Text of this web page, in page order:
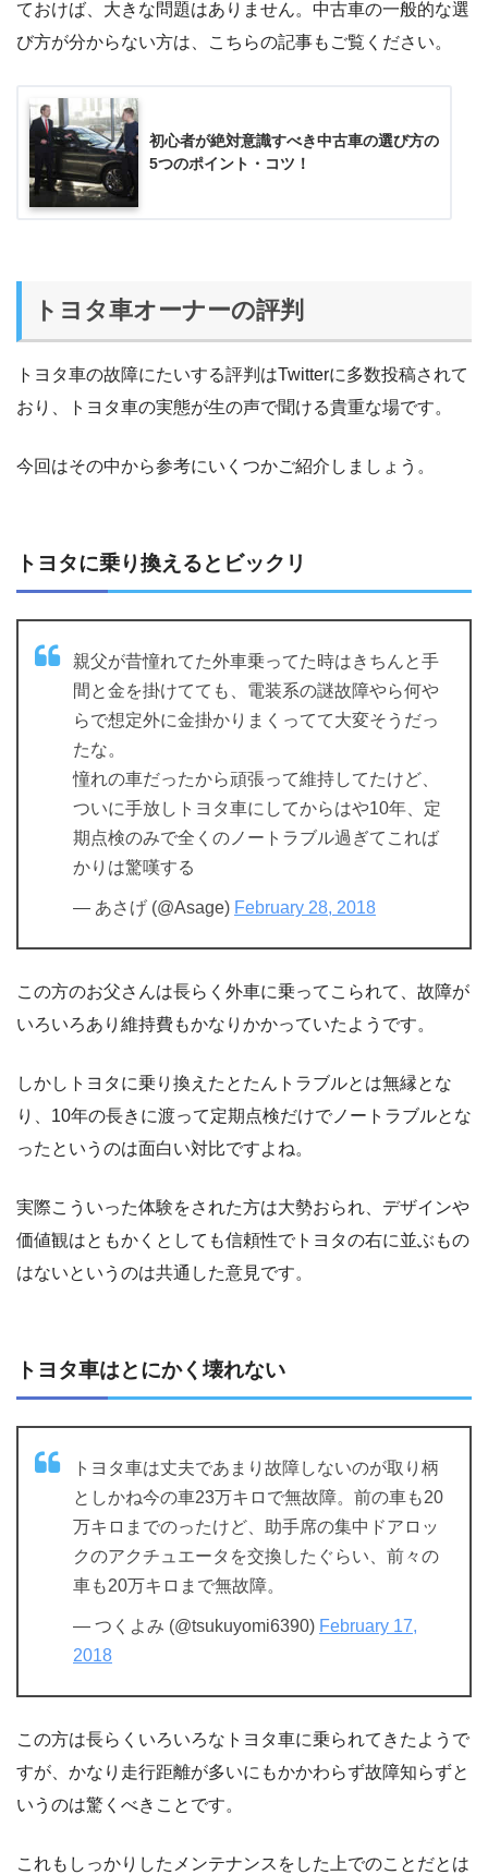
ておけば、大きな問題はありません。中古車の一般的な選
び方が分からない方は、こちらの記事もご覧ください。
初心者が絶対意識すべき中古車の選び方の
5つのポイント・コツ！
トヨタ車オーナーの評判
トヨタ車の故障にたいする評判はTwitterに多数投稿されて
おり、トヨタ車の実態が生の声で聞ける貴重な場です。
今回はその中から参考にいくつかご紹介しましょう。
トヨタに乗り換えるとビックリ
親父が昔憧れてた外車乗ってた時はきちんと手
間と金を掛けてても、電装系の謎故障やら何や
らで想定外に金掛かりまくってて大変そうだっ
たな。
憧れの車だったから頑張って維持してたけど、
ついに手放しトヨタ車にしてからはや10年、定
期点検のみで全くのノートラブル過ぎてこれば
かりは驚嘆する
— あさげ (@Asage) February 28, 2018
この方のお父さんは長らく外車に乗ってこられて、故障が
いろいろあり維持費もかなりかかっていたようです。
しかしトヨタに乗り換えたとたんトラブルとは無縁とな
り、10年の長きに渡って定期点検だけでノートラブルとな
ったというのは面白い対比ですよね。
実際こういった体験をされた方は大勢おられ、デザインや
価値観はともかくとしても信頼性でトヨタの右に並ぶもの
はないというのは共通した意見です。
トヨタ車はとにかく壊れない
トヨタ車は丈夫であまり故障しないのが取り柄
としかね今の車23万キロで無故障。前の車も20
万キロまでのったけど、助手席の集中ドアロッ
クのアクチュエータを交換したぐらい、前々の
車も20万キロまで無故障。
— つくよみ (@tsukuyomi6390) February 17,
2018
この方は長らくいろいろなトヨタ車に乗られてきたようで
すが、かなり走行距離が多いにもかかわらず故障知らずと
いうのは驚くべきことです。
これもしっかりしたメンテナンスをした上でのことだとは